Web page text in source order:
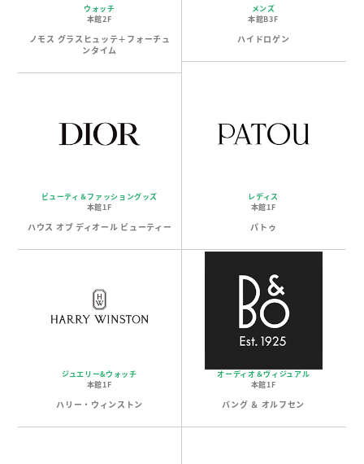
ウォッチ
本館2F
ノモス グラスヒュッテ＋フォーチュ
ンタイム
メンズ
本館B3F
ハイドロゲン
ビューティ＆ファッショングッズ
本館1F
ハウス オブ ディオール ビューティー
レディス
本館1F
パトゥ
ジュエリー&ウォッチ
本館1F
ハリー・ウィンストン
オーディオ＆ヴィジュアル
本館1F
バング ＆ オルフセン